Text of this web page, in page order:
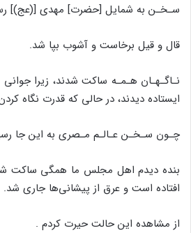
سـخـن به شمایل [حضرت] مهدى [(عج)]
قال و قیل برخاست و آشوب بپا شد.
نـاگـهـان هـمـه ساکت شدند، زیرا
ایستاده دیدند، در حالى که قدرت نگاه
چـون سـخـن عـالـم مـصرى به این جا
بنده دیدم اهل مجلس ما همگى ساکت
افتاده است و عرق از پیشانی‌ها جارى شد.
از مشاهده این حالت حیرت کردم .